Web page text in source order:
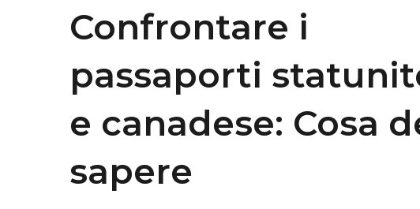
Confrontare i
passaporti
e canadese: Cosa
sapere